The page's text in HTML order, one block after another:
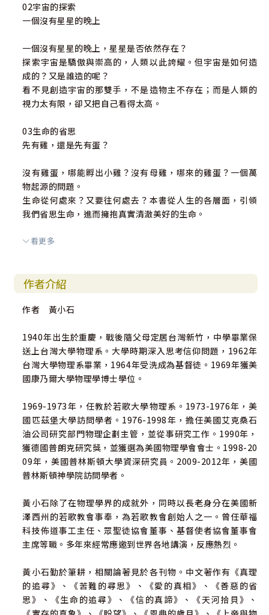
02宇宙的探索
一個沒有星星的晚上
一個沒有星星的晚上，星星是否依然存在？
探索宇宙是驕傲與崇高的，人類以此誇耀。但宇宙是如何造
成的？又是誰造的呢？
看不見創造宇宙的那雙手，不是造物主不存在；而是人類的
視力太有限，卻又把自己看得太高。
03生命的省思
先有雞，還是先有蛋？
沒有雞蛋，哪能孵出小雞？沒有母雞，哪來的雞蛋？一個萬
物起源的問題。
生命從何處來？又要往何處去？本書從人生的各層面，引領
我們省思生命，進而擁抱真實清澈美好的生命。
04信仰的追求
人生自古誰無死？死亡，猶如一道關卡，我們無法預先知道
何時要「過關」。
死亡，引導我們思想如何活得真實，活得豐盛，當作者回顧
擲地有聲的說出：死亡，你不必驕傲！我們能否也如此的笑
傲生死？
看更多
作者介紹
作者 黃小石
1940年出生於重慶，戰後隨父母定居台灣新竹，中學畢業保
送上台灣大學物理系。大學時期深入思考信仰問題，1962年
台灣大學物理系畢業，1964年受洗成為基督徒。1969年獲美
國康乃爾大學物理學博士學位。
1969-1973年，任教於若歌大學物理系。1973-1976年，美
國匹茲堡大學訪問學者。1976-1998年，擔任美國艾克桑石
油公司研究部門物理企劃主管，並從事研究工作。1990年，
獲德國普朗克研究獎，並獲選為美國物理學會會士。1998-20
09年，美國普林斯頓大學資深研究員。2009-2012年，美國
普林斯頓神學院訪問學者。
黃小石除了在物理學界的成就外，同時以長老身分在美國新
澤西州的若歌教會事奉，為若歌教會創始人之一。曾任華福
科技佈道事工主任、眾聖徒協會董事、基督使者協會董事會
主席等職。多年來經常應邀到世界各地講演，反應熱烈。
黃小石勤於筆耕，相關論著見於各刊物。中文著作有《真理
的追尋》、《苦難的尋思》、《愛的真相》、《善惡的省
思》、《生命的追尋》、《信的真諦》、《天河拾貝》、